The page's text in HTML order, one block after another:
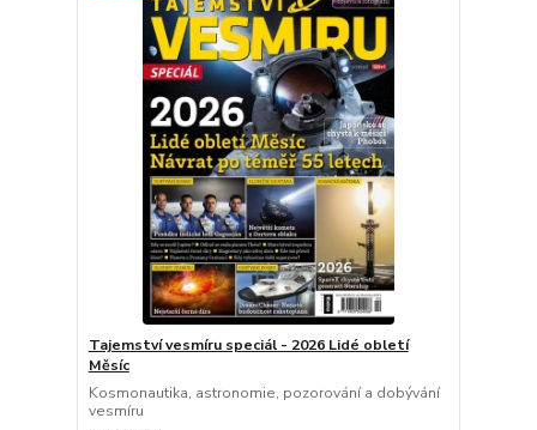
Tajemství vesmíru speciál - 2026 Lidé obletí
Měsíc
Kosmonautika, astronomie, pozorování a dobývání
vesmíru